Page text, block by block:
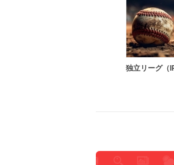
独立リーグ（